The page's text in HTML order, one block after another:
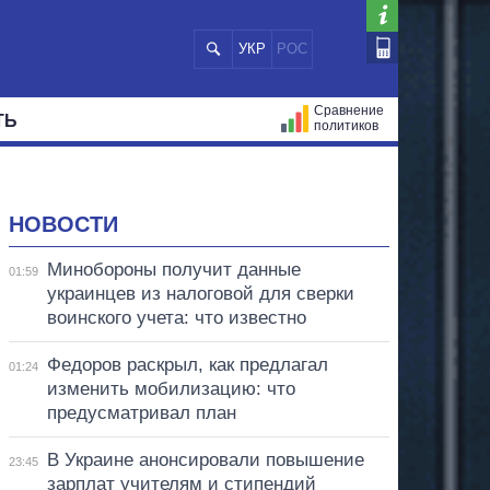
УКР РОС
Сравнение
политиков
НОВОСТИ
01:59
Минобороны получит данные
украинцев из налоговой для сверки
воинского учета: что известно
01:24
Федоров раскрыл, как предлагал
изменить мобилизацию: что
предусматривал план
23:45
В Украине анонсировали повышение
зарплат учителям и стипендий